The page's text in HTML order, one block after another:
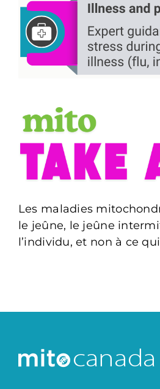
Les maladies
le jeûne, le jeûne
l’individu, et non à ce